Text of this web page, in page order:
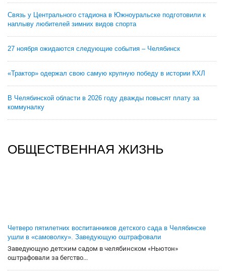
Связь у Центрального стадиона в Южноуральске подготовили к
наплыву любителей зимних видов спорта
27 ноября ожидаются следующие события – Челябинск
«Трактор» одержал свою самую крупную победу в истории КХЛ
В Челябинской области в 2026 году дважды повысят плату за
коммуналку
ОБЩЕСТВЕННАЯ ЖИЗНЬ
Четверо пятилетних воспитанников детского сада в Челябинске
ушли в «самоволку». Заведующую оштрафовали
Заведующую детским садом в челябинском «Ньютон»
оштрафовали за бегство...